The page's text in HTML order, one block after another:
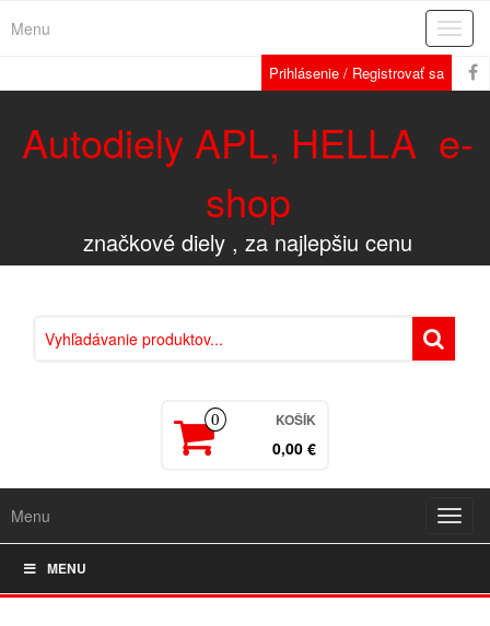
Menu
Prihlásenie / Registrovať sa
Autodiely APL, HELLA e-
shop
značkové diely , za najlepšiu cenu
0 KOŠÍK
0,00 €
Menu
MENU